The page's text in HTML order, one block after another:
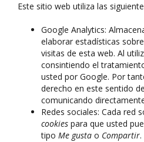
Este sitio web utiliza las
Google Analytics:
elaborar estadísticas
visitas de esta web. Al
consintiendo el
usted por Google. Por
derecho en este sentido
comunicando
Redes sociales: Cada red
cookies para que usted
tipo Me gusta o Compartir.